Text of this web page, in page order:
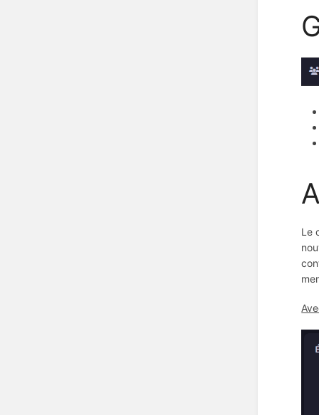
Le